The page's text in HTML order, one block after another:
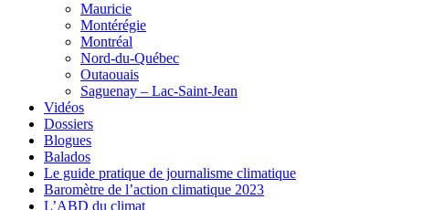
Mauricie
Montérégie
Montréal
Nord-du-Québec
Outaouais
Saguenay – Lac-Saint-Jean
Vidéos
Dossiers
Blogues
Balados
Le guide pratique de journalisme climatique
Baromètre de l’action climatique 2023
L’ABD du climat